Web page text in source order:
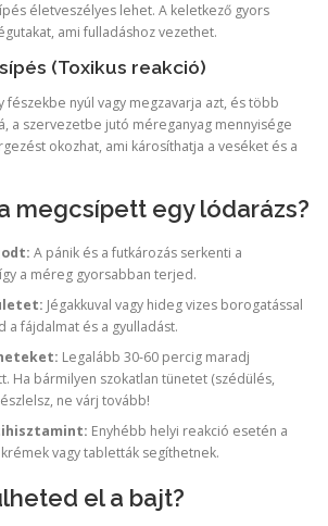
életveszélyes lehet. A keletkező gyors
ami fulladáshoz vezethet.
(Toxikus reakció)
fészekbe nyúl vagy megzavarja azt, és több
a szervezetbe jutó méreganyag mennyisége
okozhat, ami károsíthatja a veséket és a
megcsípett egy lódarázs?
A pánik és a futkározás serkenti a
a méreg gyorsabban terjed.
Jégakkuval vagy hideg vizes borogatással
a fájdalmat és a gyulladást.
Legalább 30-60 percig maradj
Ha bármilyen szokatlan tünetet (szédülés,
ne várj tovább!
Enyhébb helyi reakció esetén a
vagy tabletták segíthetnek.
el a bajt?